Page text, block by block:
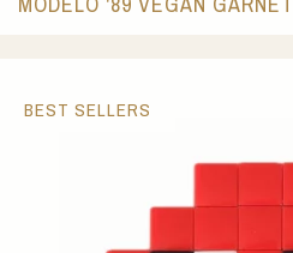
BEST SELLERS